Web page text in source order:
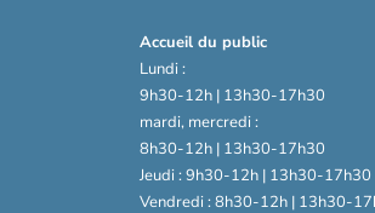
Accueil du public
Lundi :
9h30-12h | 13h30-17h30
mardi, mercredi :
8h30-12h | 13h30-17h30
Jeudi : 9h30-12h | 13h30-17h30
Vendredi : 8h30-12h | 13h30-